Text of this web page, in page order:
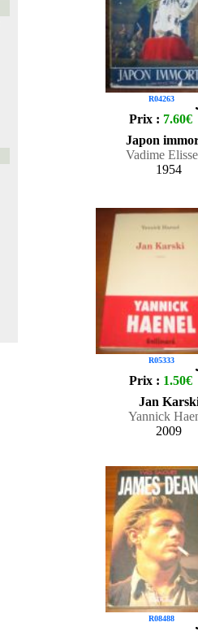
R04263
Prix : 7.60€
Japon
Vadime
1954
R05333
Prix : 1.50€
Jan
Yannick
2009
R08488